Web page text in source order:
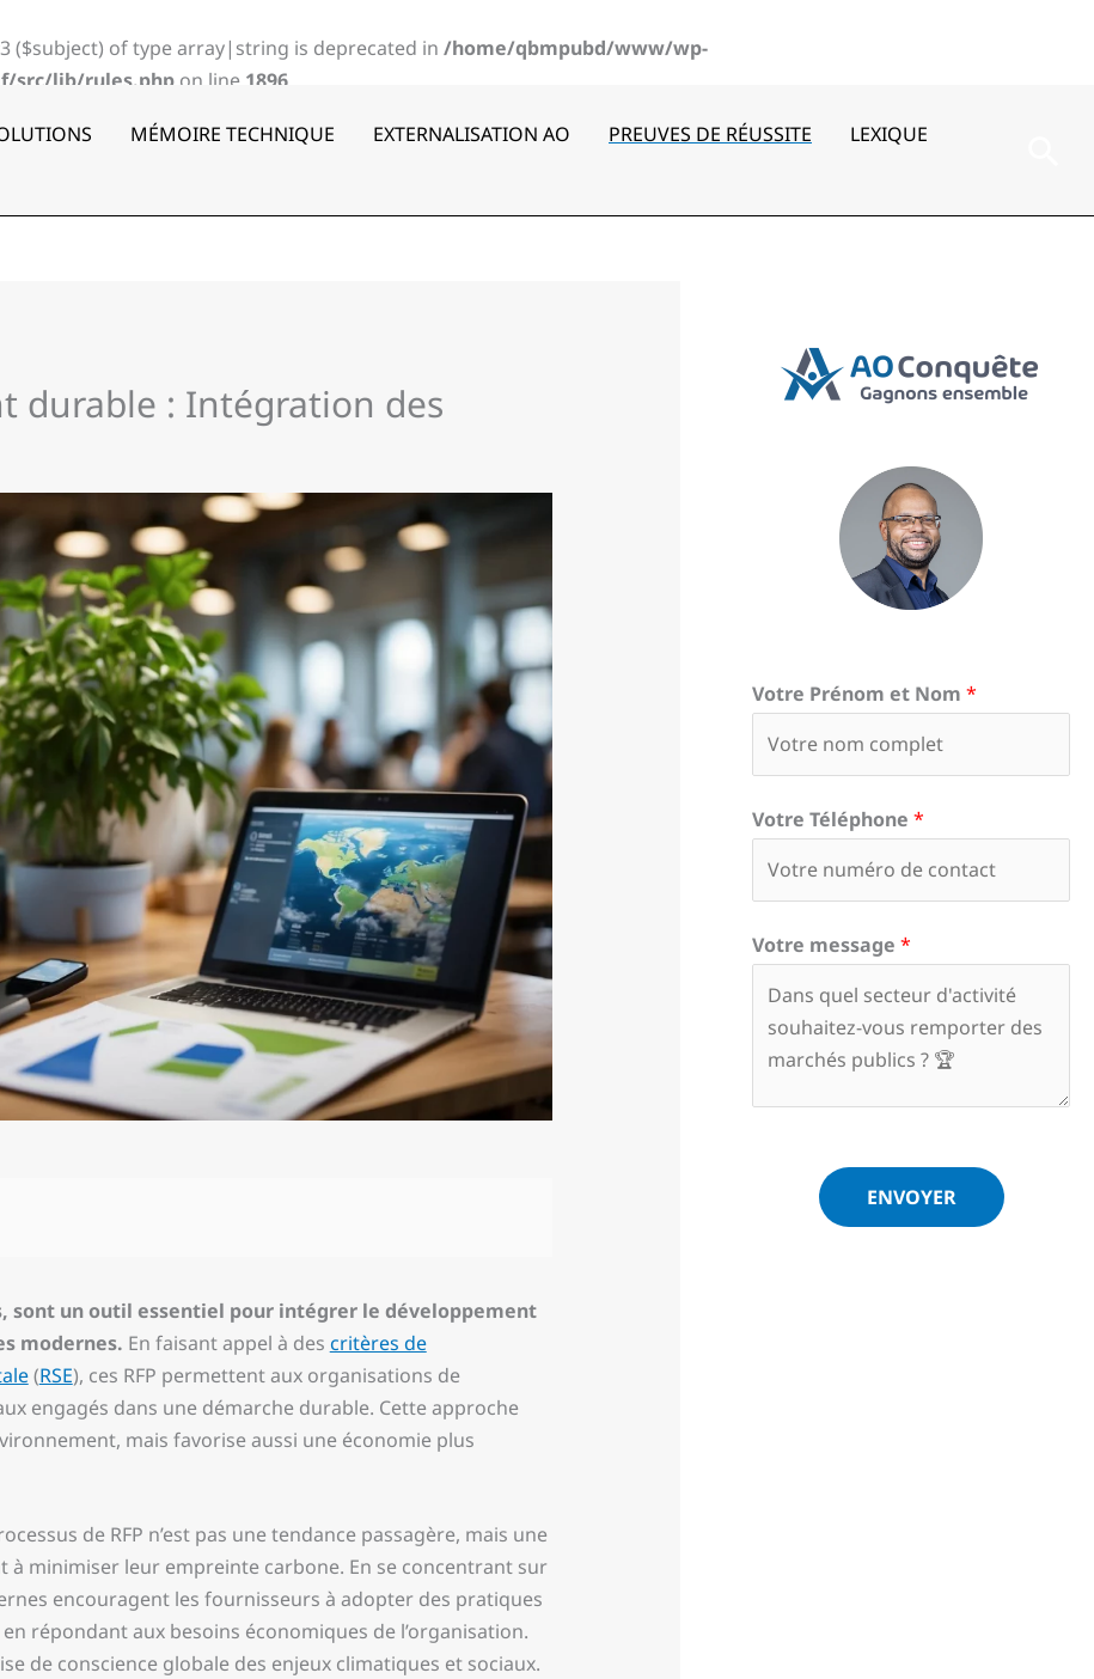
($subject) of type array|string is deprecated in /home/qbmpubd/www/wp-
src/lib/rules.php on line 1896
MÉMOIRE TECHNIQUE EXTERNALISATION AO PREUVES DE RÉUSSITE
LEXIQUE
durable : Intégration des
sont un outil essentiel pour intégrer le développement
modernes. En faisant appel à des critères de
(RSE), ces RFP permettent aux organisations de
engagés dans une démarche durable. Cette approche
mais favorise aussi une économie plus
de RFP n’est pas une tendance passagère, mais une
à minimiser leur empreinte carbone. En se concentrant sur
encouragent les fournisseurs à adopter des pratiques
répondant aux besoins économiques de l’organisation.
de conscience globale des enjeux climatiques et sociaux.
Votre Prénom et Nom *
Votre Téléphone *
Votre message *
ENVOYER